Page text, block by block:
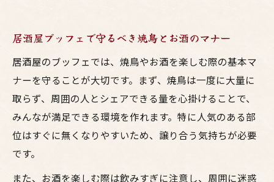
居酒屋ブッフェで守るべき焼鳥とお酒のマナー
居酒屋のブッフェでは、焼鳥やお酒を楽しむ際の基本マ
ナーを守ることが大切です。まず、焼鳥は一度に大量に
取らず、周囲の人とシェアできる量を心掛けることで、
みんなが満足できる環境を作れます。特に人気のある部
位はすぐに無くなりやすいため、譲り合う気持ちが必要
です。
また、お酒を楽しむ際は飲みすぎに注意し、周囲に迷惑